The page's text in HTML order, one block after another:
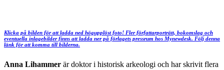
Klicka på bilden för att ladda ned högupplöst foto! Fler författarporträtt, bokomslag och
eventuella inlagebilder finns att ladda ner på förlagets pressrum hos Mynewdesk. Följ denna
länk för att komma till bilderna.
Anna Lihammer är doktor i historisk arkeologi och har skrivit flera